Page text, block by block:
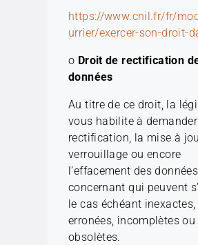
https://www.cnil.fr/fr/
urrier/exercer-son-droit-
o Droit de rectification
données
Au titre de ce droit, la
vous habilite à
rectification, la mise à
verrouillage ou encore
l’effacement des
concernant qui peuvent
le cas échéant inexactes,
erronées, incomplètes ou
obsolètes.